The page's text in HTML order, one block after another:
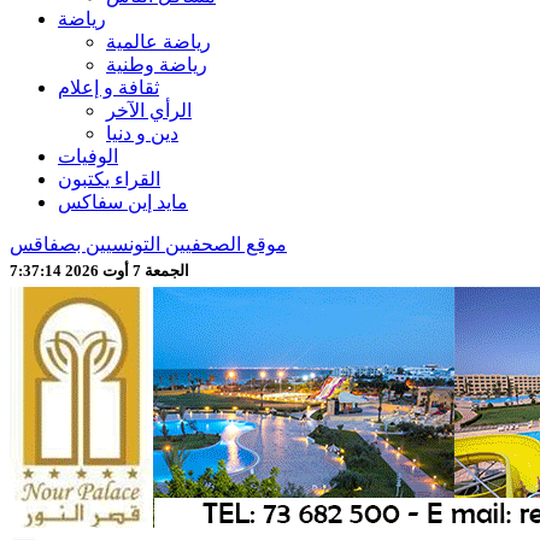
رياضة
رياضة عالمية
رياضة وطنية
ثقافة و إعلام
الرأي الآخر
دين و دنيا
الوفيات
القراء يكتبون
مايد إين سفاكس
موقع الصحفيين التونسيين بصفاقس
الجمعة 7 أوت 2026 7:37:16